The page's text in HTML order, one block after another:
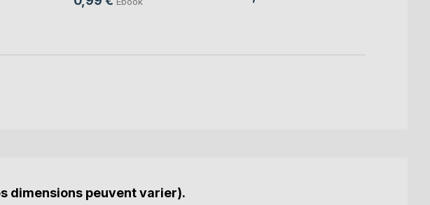
dimensions peuvent varier).